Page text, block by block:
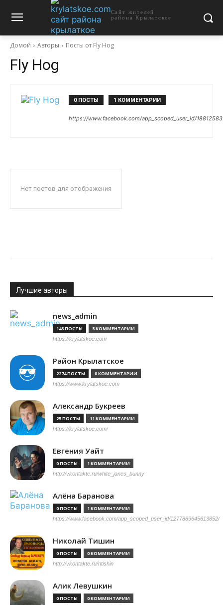
Сайт жителей
района Крылатское
Домой Авторы Посты от Fly Hog
Fly Hog
0 ПОСТЫ 1 КОММЕНТАРИИ
https://www.facebook.com/app_scoped_user_id/
Нет постов для отображения
Лучшие авторы
news_admin
143 ПОСТЫ 3 КОММЕНТАРИИ
https://krylatskoe.com
Район Крылатское
2274 ПОСТЫ 0 КОММЕНТАРИИ
https://www.krylatskoe.com
Александр Букреев
25 ПОСТЫ 11 КОММЕНТАРИИ
https://krylatskoe.com/
Евгения Уайт
0 ПОСТЫ 1 КОММЕНТАРИИ
http://vkontakte.ru/white_janes_bunny
Алёна Баранова
0 ПОСТЫ 1 КОММЕНТАРИИ
https://www.facebook.com/app_scoped_user_id/1277889645613852/
Николай Тишин
0 ПОСТЫ 0 КОММЕНТАРИИ
http://vkontakte.ru/ntishin
Алик Левушкин
0 ПОСТЫ 0 КОММЕНТАРИИ